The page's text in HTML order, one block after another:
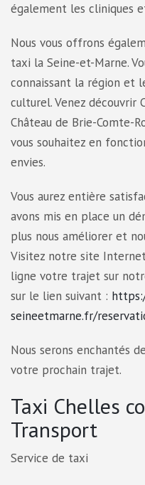
également les cliniques
Nous vous offrons
taxi la Seine-et-Marne.
connaissant la région et
culturel. Venez découvrir
Château de Brie-Comte-
vous souhaitez en
envies.
Vous aurez entière
avons mis en place un
plus nous améliorer et
Visitez notre site
ligne votre trajet sur
sur le lien suivant :
seineetmarne.fr/
Nous serons enchantés
votre prochain trajet.
Taxi Chelles
Transport
Service de taxi